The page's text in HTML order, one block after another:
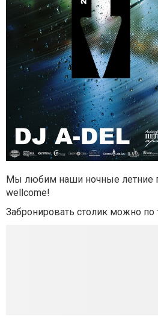
Мы любим наши ночные летние
wellcome!
Забронировать столик можно по